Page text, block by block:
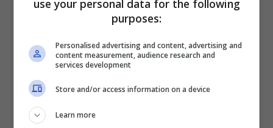
Phi Phi Islands, Maya Bay, Thailandia (iStock)
Grazie a una chiusura durata oltre tre anni,
dal giugno 2018, e al programma di
recupero dell’ambiente corallino, la
spiaggia di Maya Bay
use your personal data for the following
purposes:
Personalised advertising and content, advertising and
content measurement, audience research and
services development
Store and/or access information on a device
Learn more